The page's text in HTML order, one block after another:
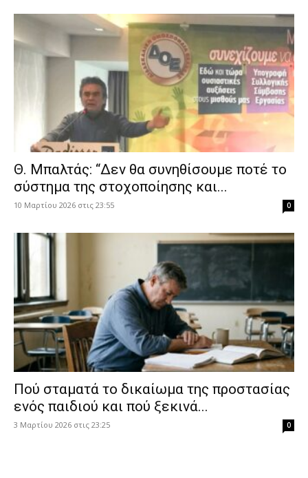
Θ. Μπαλτάς: “Δεν θα συνηθίσουμε ποτέ το
σύστημα της στοχοποίησης και...
10 Μαρτίου 2026 στις 23:55 0
Πού σταματά το δικαίωμα της προστασίας
ενός παιδιού και πού ξεκινά...
3 Μαρτίου 2026 στις 23:25 0